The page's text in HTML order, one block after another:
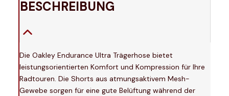
BESCHREIBUNG
Die Oakley Endurance Ultra Trägerhose bietet
leistungsorientierten Komfort und Kompression für Ihre
Radtouren. Die Shorts aus atmungsaktivem Mesh-
Gewebe sorgen für eine gute Belüftung während der